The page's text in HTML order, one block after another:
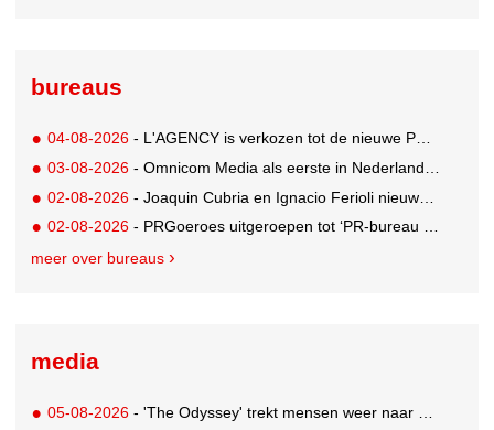
bureaus
04-08-2026 - L'AGENCY is verkozen tot de nieuwe PR-partner van KoRo
03-08-2026 - Omnicom Media als eerste in Nederland actief met advertenties in ChatGPT
02-08-2026 - Joaquin Cubria en Ignacio Ferioli nieuwe Global CCO’s GUT, Renata Neumann Global Head of Production
02-08-2026 - PRGoeroes uitgeroepen tot ‘PR-bureau van het jaar 2026’
meer over bureaus
media
05-08-2026 - 'The Odyssey' trekt mensen weer naar de bioscoop